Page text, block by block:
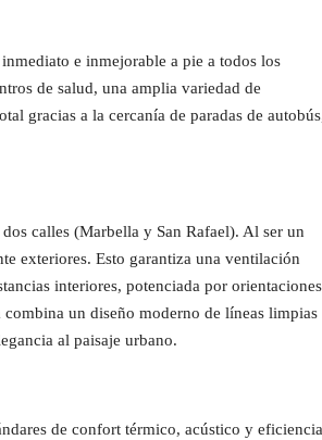
e inmejorable a pie a todos los
de salud, una amplia variedad de
gracias a la cercanía de paradas de
calles (Marbella y San Rafael). Al ser un
exteriores. Esto garantiza una ventilación
interiores, potenciada por orientaciones
un diseño moderno de líneas limpias
al paisaje urbano.
de confort térmico, acústico y eficiencia